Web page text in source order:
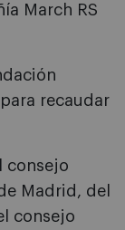
March RS
recaudar
consejo
Madrid, del
consejo